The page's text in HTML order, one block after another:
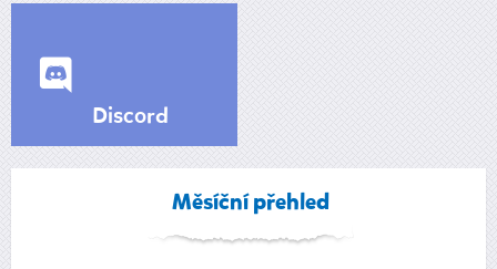
Discord
Měsíční přehled